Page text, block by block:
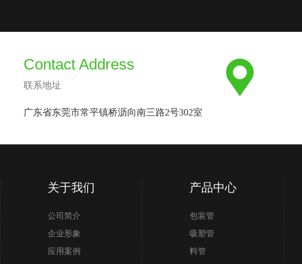
Contact Address
联系地址
广东省东莞市常平镇桥沥向南三路2号302室
关于我们
公司简介
企业形象
应用案例
产品中心
包装管
吸塑管
料管